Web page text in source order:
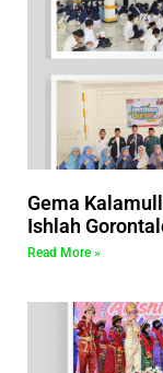
Gema
Ishlah
Read More »